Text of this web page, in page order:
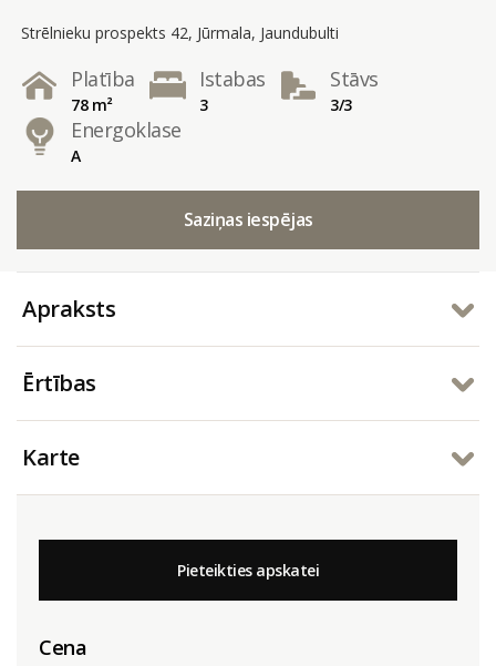
Strēlnieku prospekts 42, Jūrmala, Jaundubulti
Platība
78 m²
Istabas
3
Stāvs
3/3
Energoklase
A
Saziņas iespējas
Apraksts
Ērtības
Karte
Pieteikties apskatei
Cena